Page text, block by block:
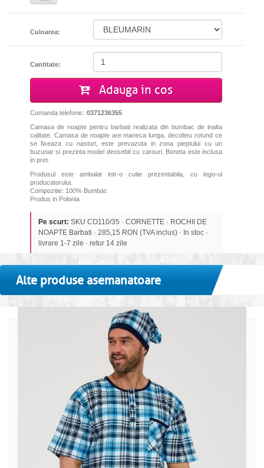
Culoarea:
Cantitate:
Adauga in cos
Comanda telefonic: 0371236355
Camasa de noapte pentru barbati realizata din bumbac de inalta
calitate. Camasa de noapte are maneca lunga, decolteu rotund ce
se fixeaza cu nasturi, este prevazuta in zona pieptului cu un
buzunar si prezinta model deosebit cu carouri. Boneta este inclusa
in pret.
Produsul este ambalat intr-o cutie prezentabila, cu logo-ul
producatorului.
Compozitie: 100% Bumbac
Produs in Polonia
Pe scurt: SKU CO110/35 · CORNETTE · ROCHII DE
NOAPTE Barbati · 285,15 RON (TVA inclus) · In stoc ·
livrare 1-7 zile · retur 14 zile
Alte produse asemanatoare